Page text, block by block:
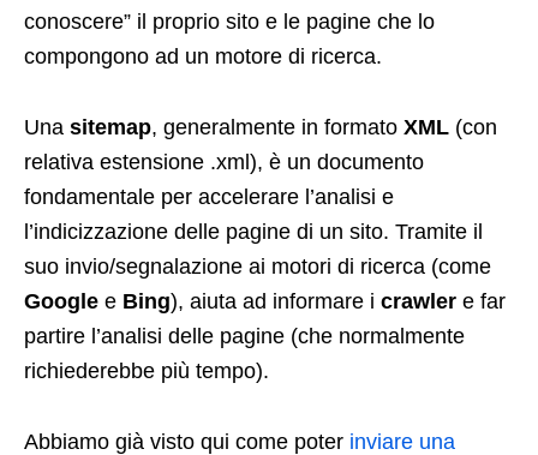
conoscere” il proprio sito e le pagine che lo
compongono ad un motore di ricerca.
Una sitemap, generalmente in formato XML (con
relativa estensione .xml), è un documento
fondamentale per accelerare l’analisi e
l’indicizzazione delle pagine di un sito. Tramite il
suo invio/segnalazione ai motori di ricerca (come
Google e Bing), aiuta ad informare i crawler e far
partire l’analisi delle pagine (che normalmente
richiederebbe più tempo).
Abbiamo già visto qui come poter inviare una